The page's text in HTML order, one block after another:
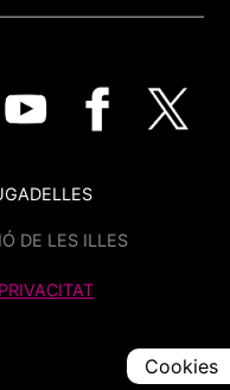
DE LES ILLES
Cookies